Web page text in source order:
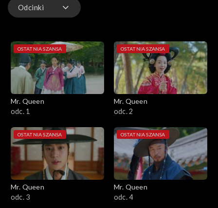
Odcinki
OSTATNIA SZANSA
Mr. Queen
odc. 1
OSTATNIA SZANSA
Mr. Queen
odc. 2
OSTATNIA SZANSA
Mr. Queen
odc. 3
OSTATNIA SZANSA
Mr. Queen
odc. 4